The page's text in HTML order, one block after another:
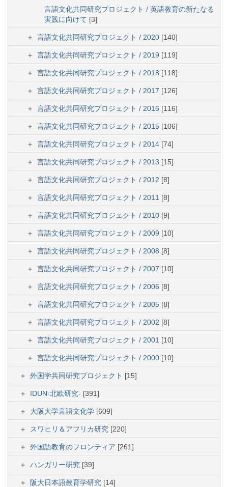
言語文化共同研究プロジェクト / 英語教育の新たなる
実践に向けて [3]
言語文化共同研究プロジェクト / 2020 [140]
言語文化共同研究プロジェクト / 2019 [119]
言語文化共同研究プロジェクト / 2018 [118]
言語文化共同研究プロジェクト / 2017 [126]
言語文化共同研究プロジェクト / 2016 [116]
言語文化共同研究プロジェクト / 2015 [106]
言語文化共同研究プロジェクト / 2014 [74]
言語文化共同研究プロジェクト / 2013 [15]
言語文化共同研究プロジェクト / 2012 [8]
言語文化共同研究プロジェクト / 2011 [8]
言語文化共同研究プロジェクト / 2010 [9]
言語文化共同研究プロジェクト / 2009 [10]
言語文化共同研究プロジェクト / 2008 [8]
言語文化共同研究プロジェクト / 2007 [10]
言語文化共同研究プロジェクト / 2006 [8]
言語文化共同研究プロジェクト / 2005 [8]
言語文化共同研究プロジェクト / 2002 [8]
言語文化共同研究プロジェクト / 2001 [10]
言語文化共同研究プロジェクト / 2000 [10]
外国学共同研究プロジェクト [15]
IDUN-北欧研究- [391]
大阪大学言語文化学 [609]
スワヒリ＆アフリカ研究 [220]
外国語教育のフロンティア [261]
ハンガリー研究 [39]
阪大日本語教育学研究 [14]